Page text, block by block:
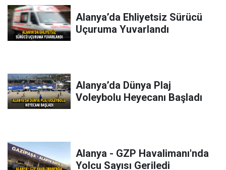
Alanya’da Ehliyetsiz Sürücü
Uçuruma Yuvarlandı
Alanya’da Dünya Plaj
Voleybolu Heyecanı Başladı
Alanya - GZP Havalimanı'nda
Yolcu Sayısı Geriledi